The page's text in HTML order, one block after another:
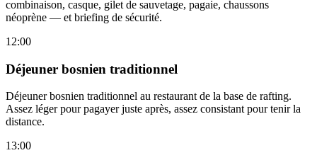
combinaison, casque, gilet de sauvetage, pagaie, chaussons
néoprène — et briefing de sécurité.
12:00
Déjeuner bosnien traditionnel
Déjeuner bosnien traditionnel au restaurant de la base de rafting.
Assez léger pour pagayer juste après, assez consistant pour tenir la
distance.
13:00